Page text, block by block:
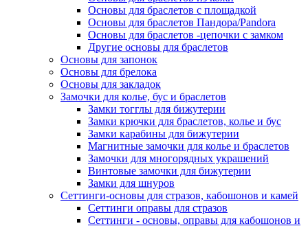
Основы для браслетов с площадкой
Основы для браслетов Пандора/Pandora
Основы для браслетов -цепочки с замком
Другие основы для браслетов
Основы для запонок
Основы для брелока
Основы для закладок
Замочки для колье, бус и браслетов
Замки тогглы для бижутерии
Замки крючки для браслетов, колье и бус
Замки карабины для бижутерии
Магнитные замочки для колье и браслетов
Замочки для многорядных украшений
Винтовые замочки для бижутерии
Замки для шнуров
Сеттинги-основы для стразов, кабошонов и камей
Сеттинги оправы для стразов
Сеттинги - основы, оправы для кабошонов и